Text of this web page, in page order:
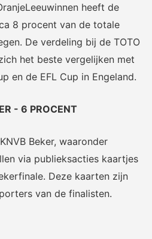
Eurojackpot KNVB Beker.
de KNVB
heeft de
8 procent van de totale
De verdeling bij de TOTO
het beste vergelijken met
en de EFL Cup in Engeland.
- 6 PROCENT
Beker, waaronder
via publieksacties kaartjes
Deze kaarten zijn
van de finalisten.